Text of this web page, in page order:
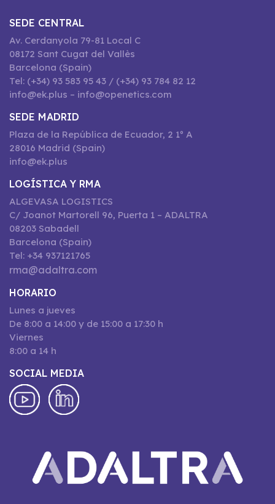
SEDE CENTRAL
Av. Cerdanyola 79-81 Local C
08172 Sant Cugat del Vallès
Barcelona (Spain)
Tel: (+34) 93 583 95 43 / (+34) 93 784 82 12
info@ek.plus – info@openetics.com
SEDE MADRID
Plaza de la República de Ecuador, 2 1º A
28016 Madrid (Spain)
info@ek.plus
LOGÍSTICA Y RMA
ALGEVASA LOGISTICS
C/ Joanot Martorell 96, Puerta 1 – ADALTRA
08203 Sabadell
Barcelona (Spain)
Tel: +34 937121765
rma@adaltra.com
HORARIO
Lunes a jueves
De 8:00 a 14:00 y de 15:00 a 17:30 h
Viernes
8:00 a 14 h
SOCIAL MEDIA